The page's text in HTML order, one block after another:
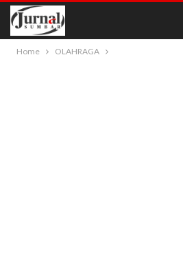
Home OLAHRAGA